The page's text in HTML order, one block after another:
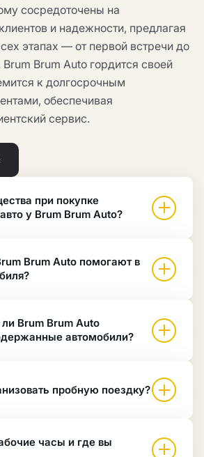
сосредоточены на
и надежности, предлагая
этапах — от первой встречи до
Brum Auto гордится своей
к долгосрочным
обеспечивая
сервис.
при покупке
у Brum Brum Auto?
Brum Auto помогают в
Brum Brum Auto
автомобили?
пробную поездку?
часы и где вы